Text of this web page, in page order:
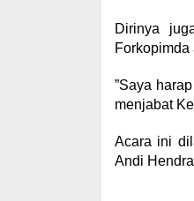
Dirinya
”Saya
menjabat
Acara ini
Andi